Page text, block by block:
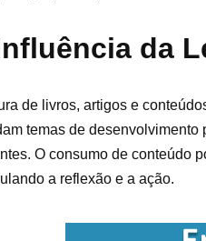
da
de livros, artigos e
temas de
O consumo de conteúdo
a reflexão e a ação.